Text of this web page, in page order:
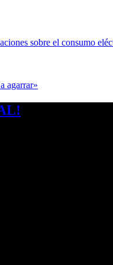
sobre el consumo
agarrar»